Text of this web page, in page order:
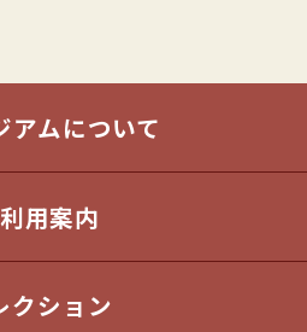
アムについて
用案内
クション